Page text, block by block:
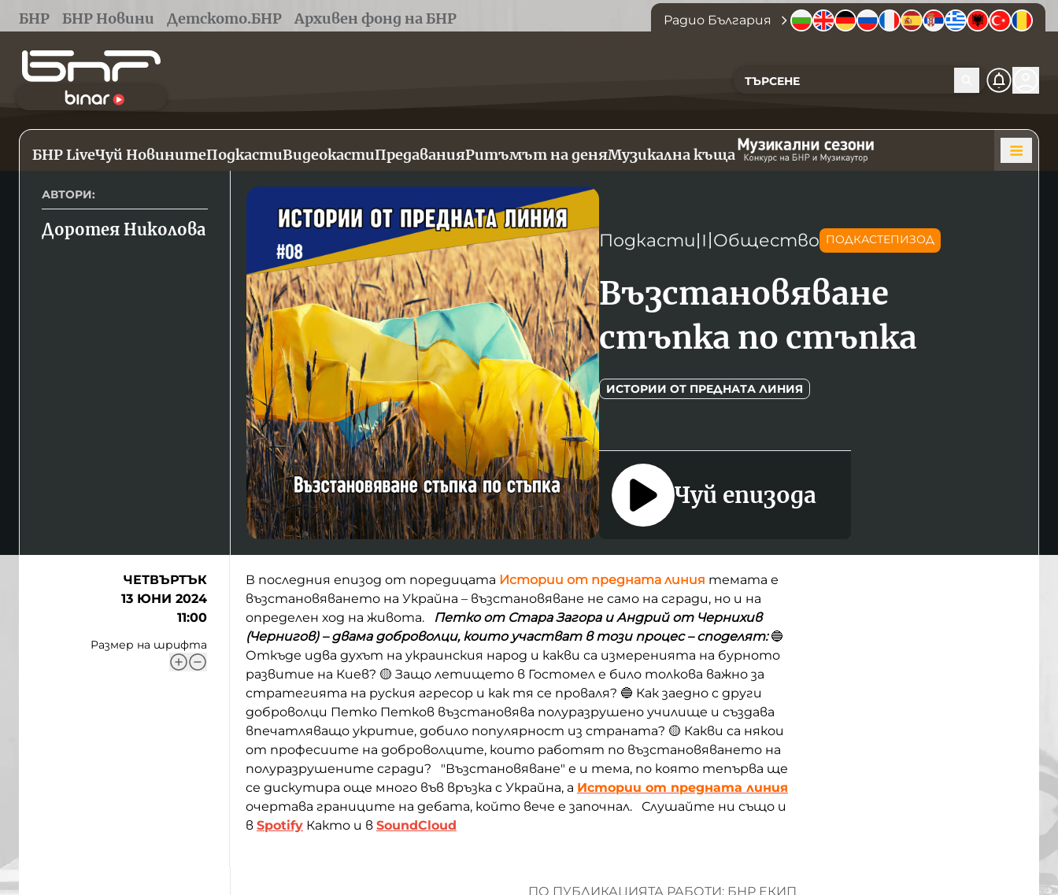
БНР БНР Новини Детското.БНР Архивен фонд на БНР Радио България
БНР LiveЧуй НовинитеПодкастиВидеокастиПредаванияРитъмът на деняМузикална къща
АВТОРИ:
Доротея Николова
Подкасти〣 Общество ПОДКАСТЕПИЗОД
Възстановяване
стъпка по стъпка
ИСТОРИИ ОТ ПРЕДНАТА ЛИНИЯ
Чуй епизода
ЧЕТВЪРТЪК
13 ЮНИ 2024
11:00
Размер на шрифта
В последния епизод от поредицата Истории от предната линия темата е
възстановяването на Украйна – възстановяване не само на сгради, но и на
определен ход на живота.
Петко от Стара Загора и Андрий от Чернихив
(Чернигов) – двама доброволци, които участват в този процес – споделят:🔵
Откъде идва духът на украинския народ и какви са измеренията на бурното
развитие на Киев? 🟡 Защо летището в Гостомел е било толкова важно за
стратегията на руския агресор и как тя се проваля? 🔵 Как заедно с други
доброволци Петко Петков възстановява полуразрушено училище и създава
впечатляващо укритие, добило популярност из страната? 🟡 Какви са някои
от професиите на доброволците, които работят по възстановяването на
полуразрушените сгради? "Възстановяване" е и тема, по която тепърва ще
се дискутира още много във връзка с Украйна, а Истории от предната линия
очертава границите на дебата, който вече е започнал. Слушайте ни също и
в Spotify Както и в SoundCloud
ПО ПУБЛИКАЦИЯТА РАБОТИ: БНР ЕКИП